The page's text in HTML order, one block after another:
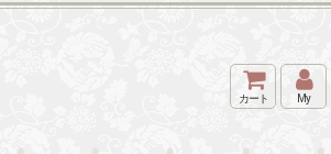
カート My